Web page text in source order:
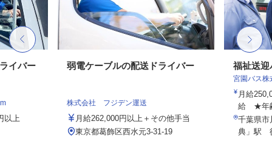
イバー
以上
弱電ケーブルの配送ドライバー
株式会社 フジデン運送
月給262,000円以上＋その他手当
東京都葛飾区西水元3‐31‐19
福祉送迎
宮園バス株
月給
給 ★年
千葉県市
典」駅